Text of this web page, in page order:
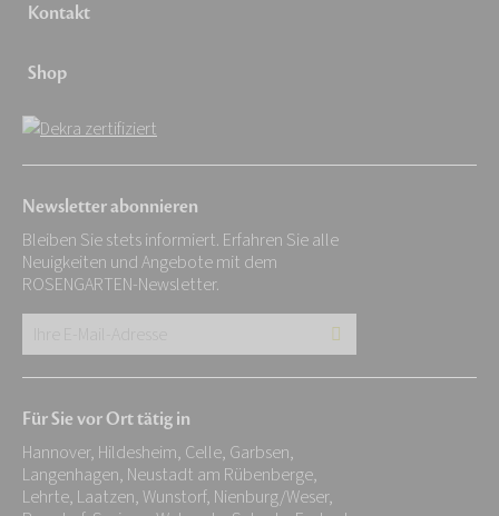
Kontakt
Shop
Newsletter abonnieren
Bleiben Sie stets informiert. Erfahren Sie alle
Neuigkeiten und Angebote mit dem
ROSENGARTEN-Newsletter.
Adresse:
*
Für Sie vor Ort tätig in
Hannover, Hildesheim, Celle, Garbsen,
Langenhagen, Neustadt am Rübenberge,
Lehrte, Laatzen, Wunstorf, Nienburg/Weser,